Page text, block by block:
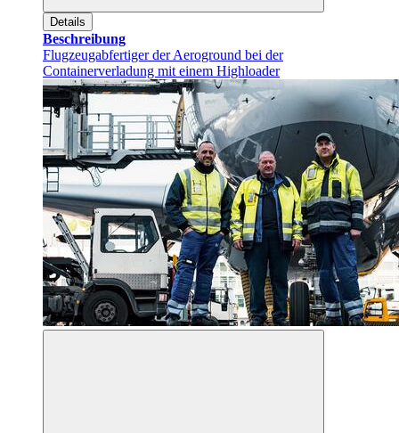
Details
Beschreibung
Flugzeugabfertiger der Aeroground bei der
Containerverladung mit einem Highloader